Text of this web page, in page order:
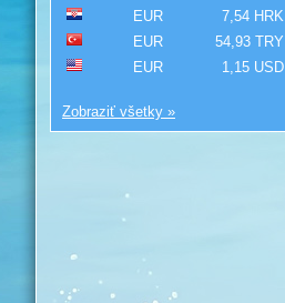
EUR
7,54 HRK
EUR
54,93 TRY
EUR
1,15 USD
Zobraziť všetky »